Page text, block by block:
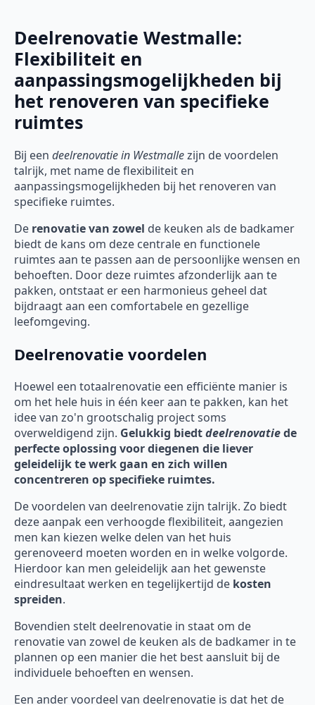
Deelrenovatie Westmalle:
Flexibiliteit en
aanpassingsmogelijkheden bij
het renoveren van specifieke
ruimtes
Bij een deelrenovatiein Westmallezijn de voordelen
talrijk, met name de flexibiliteit en
aanpassingsmogelijkheden bij het renoveren van
specifieke ruimtes.
De renovatie van zowel de keuken als de badkamer
biedt de kans om deze centrale en functionele
ruimtes aan te passen aan de persoonlijke wensen en
behoeften. Door deze ruimtes afzonderlijk aan te
pakken, ontstaat er een harmonieus geheel dat
bijdraagt aan een comfortabele en gezellige
leefomgeving.
Deelrenovatie voordelen
Hoewel een totaalrenovatie een efficiënte manier is
om het hele huis in één keer aan te pakken, kan het
idee van zo'n grootschalig project soms
overweldigend zijn. Gelukkig biedtdeelrenovatiede
perfecte oplossing voor diegenen die liever
geleidelijk te werk gaan en zich willen
concentreren op specifieke ruimtes.
De voordelen van deelrenovatie zijn talrijk. Zo biedt
deze aanpak een verhoogde flexibiliteit, aangezien
men kan kiezen welke delen van het huis
gerenoveerd moeten worden en in welke volgorde.
Hierdoor kan men geleidelijk aan het gewenste
eindresultaat werken en tegelijkertijd de kosten
spreiden.
Bovendien stelt deelrenovatie in staat om de
renovatie van zowel de keuken als de badkamer in te
plannen op een manier die het best aansluit bij de
individuele behoeften en wensen.
Een ander voordeel van deelrenovatie is dat het de